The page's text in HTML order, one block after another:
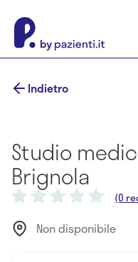
Indietro
Studio
Brignola
(0
Non disponibile